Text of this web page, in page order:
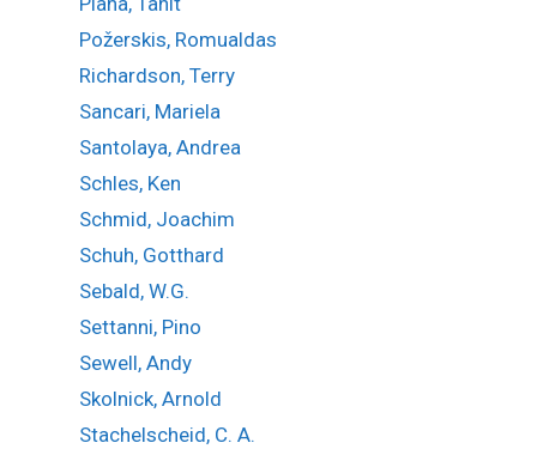
Požerskis, Romualdas
Richardson, Terry
Sancari, Mariela
Santolaya, Andrea
Schles, Ken
Schmid, Joachim
Schuh, Gotthard
Sebald, W.G.
Settanni, Pino
Sewell, Andy
Skolnick, Arnold
Stachelscheid, C. A.